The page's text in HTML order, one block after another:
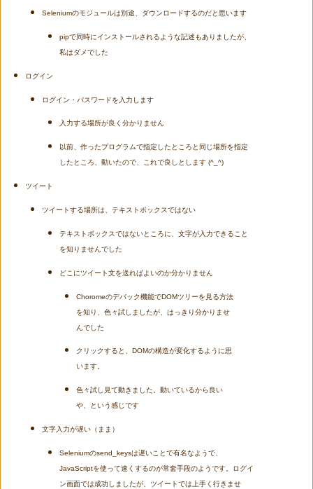
Seleniumのモジュールは別途、ダウンロードするのだと思います
pipで同時にインストールされるような記述もありましたが、
私はダメでした
ログイン
ログイン・パスワードを入力します
入力する場所が良く分かりません
以前、作ったプログラムで指定したところと同じ場所を指定
したところ、動いたので、これで良しとします (^_^)
ツイート
ツイートする場所は、テキストボックスではない
テキストボックスではないところに、文字が入力できること
を知りませんでした
どこにツイート文を送ればよいのか分かりません
Choromeのデバック機能でDOMツリーを見る方法
を知り、色々試しましたが、はっきり分かりませ
んでした
クリックすると、DOMの構造が変化するように思
います。
色々試し見て動きました。動いているから良い
や、という感じです
文字入力が遅い（まま）
Seleniumのsend_keysは遅いことで有名なようで、
JavaScriptを使って速くするのが常套手段のようです。ログイ
ン画面では成功しましたが、ツイートでは上手く行きませ